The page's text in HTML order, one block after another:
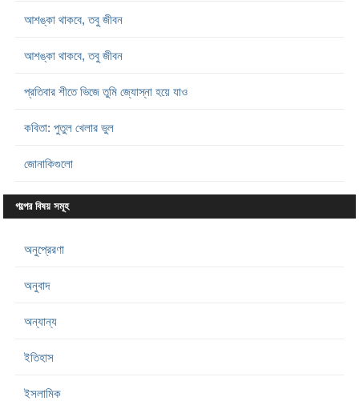
আশঙ্কা থাকবে, তবু জীবন
আশঙ্কা থাকবে, তবু জীবন
প্রতিবার শীতে ভিজে তুমি জ্যোস্না হয়ে যাও
কবিতা: পুতুল খেলার ভুল
জোনাকিগুলো
গল্পের বিষয় সমূহ
অনুপ্রেরণা
অনুবাদ
অন্যান্য
ইতিহাস
ইসলামিক